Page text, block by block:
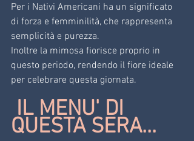
Per i Nativi Americani ha un significato
di forza e femminilità, che rappresenta
semplicità e purezza.
Inoltre la mimosa fiorisce proprio in
questo periodo, rendendo il fiore ideale
per celebrare questa giornata.
QUESTA SERA...